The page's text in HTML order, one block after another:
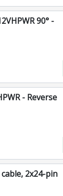
90° -
- Reverse
2x24-pin